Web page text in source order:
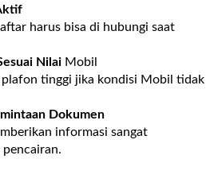
harus bisa di hubungi saat
Nilai Mobil
plafon tinggi jika kondisi Mobil tidak
Dokumen
informasi sangat
pencairan.